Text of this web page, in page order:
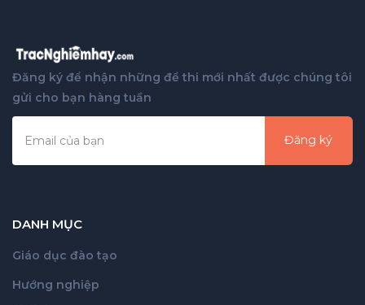
Đăng ký để nhận những đề thi mới nhất được chúng tôi
gửi cho bạn hàng tuần
Đăng ký
DANH MỤC
Giáo dục đào tạo
Hướng nghiệp